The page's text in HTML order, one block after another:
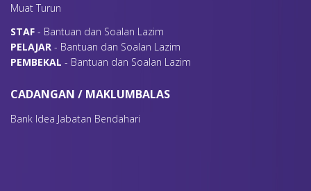
Muat Turun
STAF - Bantuan dan Soalan Lazim
PELAJAR - Bantuan dan Soalan Lazim
PEMBEKAL - Bantuan dan Soalan Lazim
CADANGAN / MAKLUMBALAS
Bank Idea Jabatan Bendahari